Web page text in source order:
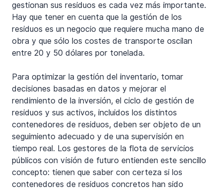
gestionan sus residuos es cada vez más importante.
Hay que tener en cuenta que la gestión de los
residuos es un negocio que requiere mucha mano de
obra y que sólo los costes de transporte oscilan
entre 20 y 50 dólares por tonelada.
Para optimizar la gestión del inventario, tomar
decisiones basadas en datos y mejorar el
rendimiento de la inversión, el ciclo de gestión de
residuos y sus activos, incluidos los distintos
contenedores de residuos, deben ser objeto de un
seguimiento adecuado y de una supervisión en
tiempo real. Los gestores de la flota de servicios
públicos con visión de futuro entienden este sencillo
concepto: tienen que saber con certeza si los
contenedores de residuos concretos han sido